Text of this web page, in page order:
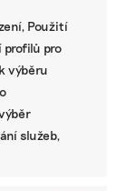
Použití
profilů pro
výběru
služeb,
sdílení.